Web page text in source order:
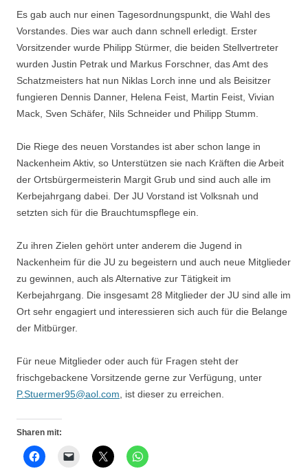
Es gab auch nur einen Tagesordnungspunkt, die Wahl des
Vorstandes. Dies war auch dann schnell erledigt. Erster
Vorsitzender wurde Philipp Stürmer, die beiden Stellvertreter
wurden Justin Petrak und Markus Forschner, das Amt des
Schatzmeisters hat nun Niklas Lorch inne und als Beisitzer
fungieren Dennis Danner, Helena Feist, Martin Feist, Vivian
Mack, Sven Schäfer, Nils Schneider und Philipp Stumm.
Die Riege des neuen Vorstandes ist aber schon lange in
Nackenheim Aktiv, so Unterstützen sie nach Kräften die Arbeit
der Ortsbürgermeisterin Margit Grub und sind auch alle im
Kerbejahrgang dabei. Der JU Vorstand ist Volksnah und
setzten sich für die Brauchtumspflege ein.
Zu ihren Zielen gehört unter anderem die Jugend in
Nackenheim für die JU zu begeistern und auch neue Mitglieder
zu gewinnen, auch als Alternative zur Tätigkeit im
Kerbejahrgang. Die insgesamt 28 Mitglieder der JU sind alle im
Ort sehr engagiert und interessieren sich auch für die Belange
der Mitbürger.
Für neue Mitglieder oder auch für Fragen steht der
frischgebackene Vorsitzende gerne zur Verfügung, unter
P.Stuermer95@aol.com , ist dieser zu erreichen.
Sharen mit: